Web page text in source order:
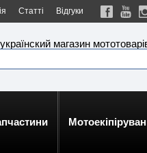
Статті Відгуки
магазин